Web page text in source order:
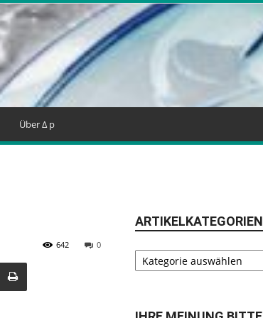
Über Δ p
0
642
ARTIKELKATEGORIEN
Artikelkategorien